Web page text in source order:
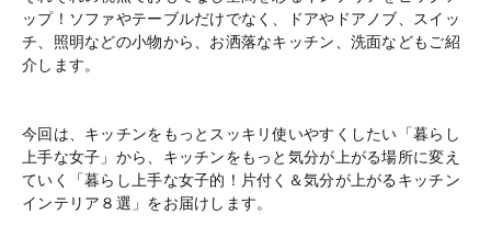
ップ！ソファやテーブルだけでなく、ドアやドアノブ、スイッ
チ、照明などの小物から、お洒落なキッチン、洗面などもご紹
介します。
今回は、キッチンをもっとスッキリ使いやすくしたい「暮らし
上手な女子」から、キッチンをもっと気分が上がる場所に変え
ていく「暮らし上手な女子的！片付く＆気分が上がるキッチン
インテリア８選」をお届けします。